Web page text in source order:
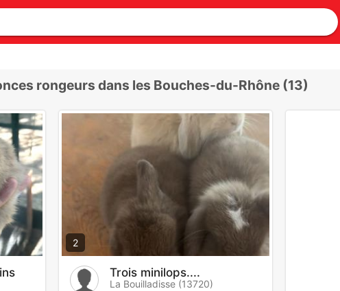
rongeurs dans les Bouches-du-Rhône (13)
2
Trois minilops....
La Bouilladisse (13720)